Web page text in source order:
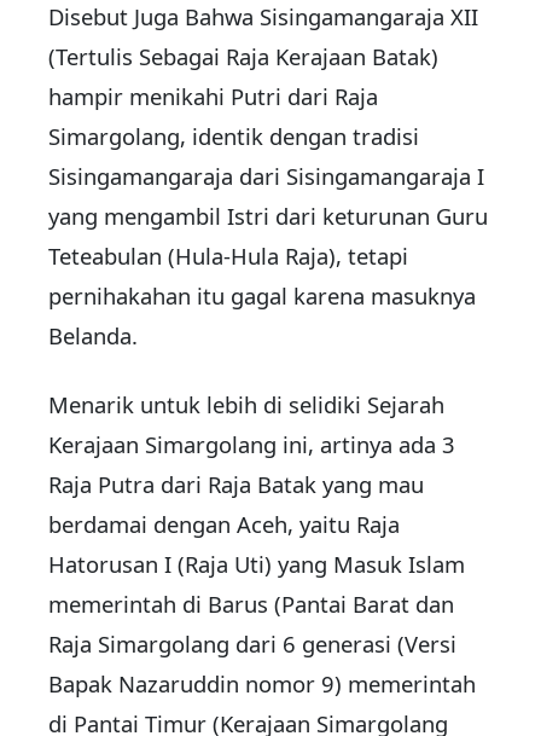
Disebut Juga Bahwa Sisingamangaraja XII
(Tertulis Sebagai Raja Kerajaan Batak)
hampir menikahi Putri dari Raja
Simargolang, identik dengan tradisi
Sisingamangaraja dari Sisingamangaraja I
yang mengambil Istri dari keturunan Guru
Teteabulan (Hula-Hula Raja), tetapi
pernihakahan itu gagal karena masuknya
Belanda.
Menarik untuk lebih di selidiki Sejarah
Kerajaan Simargolang ini, artinya ada 3
Raja Putra dari Raja Batak yang mau
berdamai dengan Aceh, yaitu Raja
Hatorusan I (Raja Uti) yang Masuk Islam
memerintah di Barus (Pantai Barat dan
Raja Simargolang dari 6 generasi (Versi
Bapak Nazaruddin nomor 9) memerintah
di Pantai Timur (Kerajaan Simargolang